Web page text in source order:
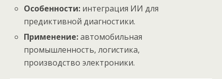
Особенности: интеграция ИИ для
предиктивной диагностики.
Применение:автомобильная
промышленность, логистика,
производство электроники.